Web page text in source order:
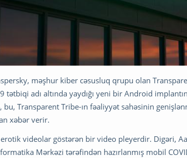
məşhur kiber cəsusluq qrupu olan
adı altında yaydığı yeni bir Android
Transparent Tribe-ın fəaliyyət sahəsinin
xəbər verir.
erotik videolar göstərən bir video pleyerdir. Digəri,
Mərkəzi tərəfindən hazırlanmış mobil